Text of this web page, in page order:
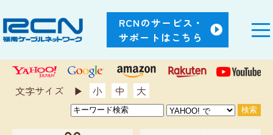
RCNのサービス・
サポートはこちら
文字サイズ ▶︎ 小 中 大